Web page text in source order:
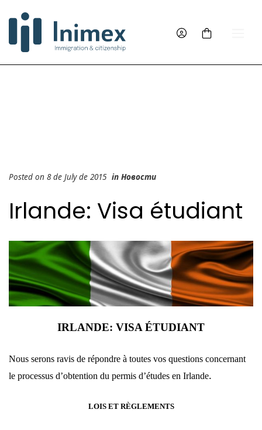
Posted on 8 de July de 2015 in Новости
Irlande: Visa étudiant
IRLANDE: VISA ÉTUDIANT
Nous serons ravis de répondre à toutes vos questions concernant
le processus d’obtention du permis d’études en Irlande.
LOIS ET RÈGLEMENTS